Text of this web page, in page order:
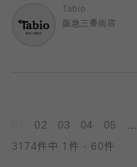
Tabio
阪急三番街店
02 03 04 05
3174件中 1件 - 60件